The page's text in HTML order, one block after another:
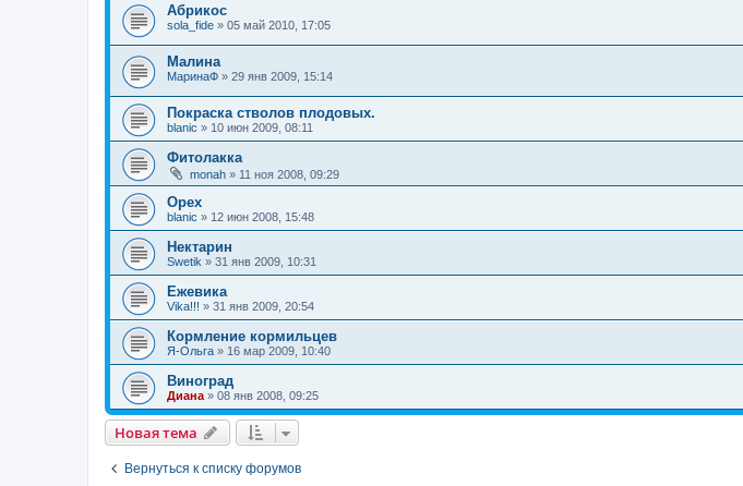
Абрикос
sola_fide » 05 май 2010, 17:05
Малина
МаринаФ » 29 янв 2009, 15:14
Покраска стволов плодовых.
blanic » 10 июн 2009, 08:11
Фитолакка
monah » 11 ноя 2008, 09:29
Орех
blanic » 12 июн 2008, 15:48
Нектарин
Swetik » 31 янв 2009, 10:31
Ежевика
Vika!!! » 31 янв 2009, 20:54
Кормление кормильцев
Я-Ольга » 16 мар 2009, 10:40
Виноград
Диана » 08 янв 2008, 09:25
Новая тема
Вернуться к списку форумов